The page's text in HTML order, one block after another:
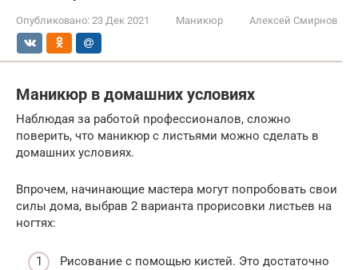
Опубликовано: 23 Дек 2021 Маникюр Алексей Смирнов
Маникюр в домашних условиях
Наблюдая за работой профессионалов, сложно
поверить, что маникюр с листьями можно сделать в
домашних условиях.
Впрочем, начинающие мастера могут попробовать свои
силы дома, выбрав 2 варианта прорисовки листьев на
ногтях:
Рисование с помощью кистей. Это достаточно